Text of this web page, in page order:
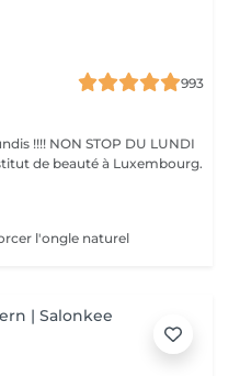
993
!!!! NON STOP DU LUNDI
l'ongle naturel